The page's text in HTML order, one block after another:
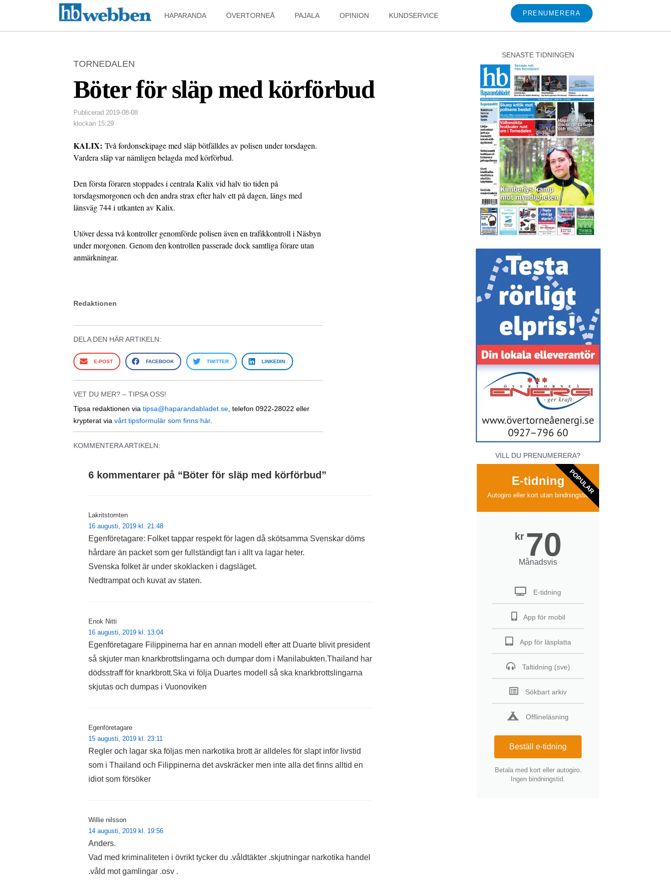
HAPARANDA ÖVERTORNEÅ PAJALA OPINION KUNDSERVICE PRENUMERERA
TORNEDALEN
Böter för släp med körförbud
Publicerad 2019-08-08
klockan 15:29
KALIX: Två fordonsekipage med släp bötfälldes av polisen under torsdagen.
Vardera släp var nämligen belagda med körförbud.
Den första föraren stoppades i centrala Kalix vid halv tio tiden på
torsdagsmorgonen och den andra strax efter halv ett på dagen, längs med
länsväg 744 i utkanten av Kalix.
Utöver dessa två kontroller genomförde polisen även en trafikkontroll i Näsbyn
under morgonen. Genom den kontrollen passerade dock samtliga förare utan
anmärkningar.
Redaktionen
DELA DEN HÄR ARTIKELN:
E-POST FACEBOOK TWITTER LINKEDIN
VET DU MER? – TIPSA OSS!
Tipsa redaktionen via tipsa@haparandabladet.se , telefon 0922-28022 eller
krypterat via vårt tipsformulär som finns här.
KOMMENTERA ARTIKELN:
6 kommentarer på “Böter för släp med körförbud ”
Lakritstomten
16 augusti, 2019 kl. 21:48
Egenföretagare: Folket tappar respekt för lagen då skötsamma Svenskar döms
hårdare än packet som ger fullständigt fan i allt va lagar heter.
Svenska folket är under skoklacken i dagsläget.
Nedtrampat och kuvat av staten.
Enok Nitti
16 augusti, 2019 kl. 13:04
Egenföretagare Filippinerna har en annan modell efter att Duarte blivit president
så skjuter man knarkbrottslingarna och dumpar dom i Manilabukten.Thailand har
dödsstraff för knarkbrott.Ska vi följa Duartes modell så ska knarkbrottslingarna
skjutas och dumpas i Vuonoviken
Egenföretagare
15 augusti, 2019 kl. 23:11
Regler och lagar ska följas men narkotika brott är alldeles för slapt inför livstid
som i Thailand och Filippinerna det avskräcker men inte alla det finns alltid en
idiot som försöker
Willie nilsson
14 augusti, 2019 kl. 19:56
Anders.
Vad med kriminaliteten i övrikt tycker du .våldtäkter .skjutningar narkotika handel
.våld mot gamlingar .osv .
SENASTE TIDNINGEN
VILL DU PRENUMERERA?
E-tidning
Autogiro eller kort utan bindningstid
kr 70
Månadsvis
E-tidning
App för mobil
App för läsplatta
Taltidning (sve)
Sökbart arkiv
Offlineläsning
Beställ e-tidning
Betala med kort eller autogiro.
Ingen bindningstid.
POPULAR